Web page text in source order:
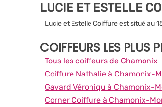
LUCIE ET ESTELLE
Lucie et Estelle Coiffure est situé au
COIFFEURS LES PLUS
Tous les coiffeurs de
Coiffure Nathalie à Chamonix-
Gavard Véroniqu à Chamonix-
Corner Coiffure à Chamonix-